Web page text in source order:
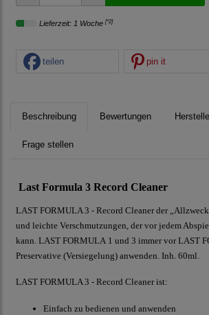
Lieferzeit: 1 Woche [*2]
teilen pin it
Beschreibung Bewertungen
Frage stellen
Last Formula 3 Record Cleaner
LAST FORMULA 3 - Record Cleaner der
und leichte Verschmutzungen, der vor jedem
kann. LAST FORMULA 1 und 3 immer vor LAST
Preservative (Versiegelung) anwenden. Inh. 60ml.
LAST FORMULA 3 - Record Cleaner ist:
Einfach zu bedienen und anwenden